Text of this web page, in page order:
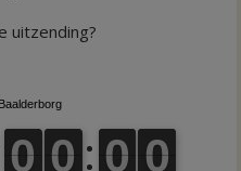
uitzending?